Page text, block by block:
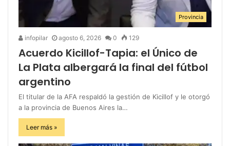
Provincia
infopilar agosto 6, 2026 0 129
Acuerdo Kicillof-Tapia: el Único de
La Plata albergará la final del fútbol
argentino
El titular de la AFA respaldó la gestión de Kicillof y le otorgó
a la provincia de Buenos Aires la…
Leer más »